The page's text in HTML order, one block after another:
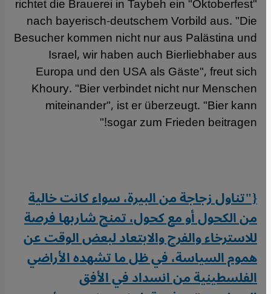
nach bayerisch-deutschem Vorbild aus. "Die
Besucher kommen nicht nur aus Palästina und
Israel, wir haben auch Bierliebhaber aus
Europa und den USA als Gäste", freut sich
Khoury. "Bier verbindet nicht nur Menschen
miteinander", ist er überzeugt. "Bier kann
sogar zum Frieden beitragen!"
{"تناول زجاجة من البيرة، سواء كانت خالية
من الكحول أو مع كحول، تمنح شاربها فرصة
للاسترخاء والفرح والابتعاد لبعض الوقت عن
هموم السياسة، في ظل ما تشهده الأراضي
الفلسطينية من انسداد في الأفق